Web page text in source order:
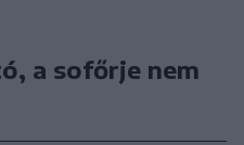
a sofőrje nem